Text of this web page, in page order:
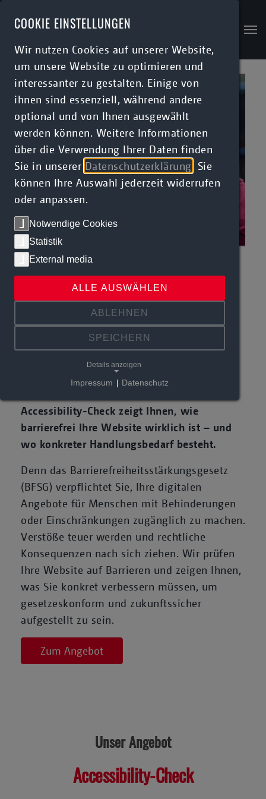
Skip to main content
Accessibility-Check
Ist Ihre Website barrierefrei ?
Digitale Barrierefreiheit ist keine Option
Accessibility-Check zeigt Ihnen, wie
barrierefrei Ihre Website wirklich ist – und
wo konkreter Handlungsbedarf besteht.
Denn das Barrierefreiheitsstärkungsgesetz
(BFSG) verpflichtet Sie, Ihre digitalen
Angebote für Menschen mit Behinderungen
oder Einschränkungen zugänglich zu machen.
Verstöße teuer werden und rechtliche
Konsequenzen nach sich ziehen. Wir prüfen
Ihre Website auf Barrieren und zeigen Ihnen,
was Sie konkret verbessern müssen, um
gesetzeskonform und zukunftssicher
aufgestellt zu sein.
Zum Angebot
Unser Angebot
Accessibility-Check
COOKIE EINSTELLUNGEN
Wir nutzen Cookies auf unserer Website,
um unsere Website zu optimieren und
interessanter zu gestalten. Einige von
ihnen sind essenziell, während andere
optional und von Ihnen ausgewählt
werden können. Weitere Informationen
über die Verwendung Ihrer Daten finden
Sie in unserer Datenschutzerklärung . Sie
können Ihre Auswahl jederzeit widerrufen
oder anpassen.
Notwendige Cookies
Statistik
External media
ALLE AUSWÄHLEN
ABLEHNEN
SPEICHERN
Details anzeigen
Impressum | Datenschutz